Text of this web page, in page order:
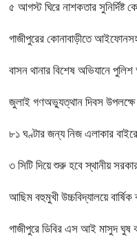
৫ আগস্ট ঘিরে নাশকতার সুনির্দিষ্ট
গাজীপুরের কোনাবাড়ীতে
বাসন থানার বিশেষ অভিযানে
জুলাই গণঅভ্যুত্থান দিবস উপলক্ষে
৮১ ঘণ্টার জন্য নিজ এলাকার
৩ সিটি দিয়ে শুরু হবে স্থানীয় সরকার
আছিম বহুমুখী উচ্চবিদ্যালয়ে
গাজীপুরে ডিবির এস আই মাসুদ ঘুষ